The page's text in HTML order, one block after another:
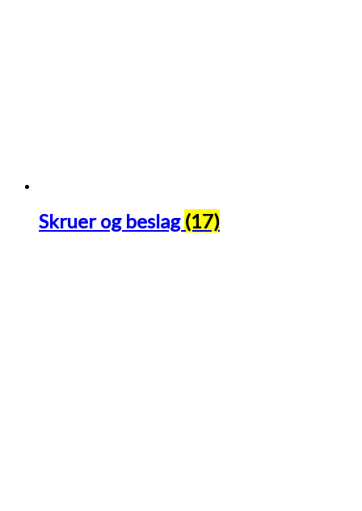
Skruer og beslag (17)